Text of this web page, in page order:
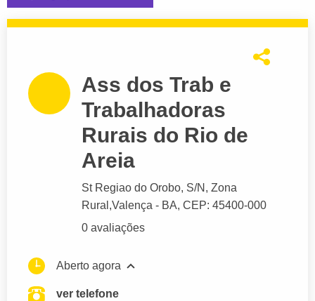
Ass dos Trab e
Trabalhadoras
Rurais do Rio de
Areia
St Regiao do Orobo, S/N, Zona
Rural,Valença - BA, CEP: 45400-000
0 avaliações
Aberto agora
ver telefone